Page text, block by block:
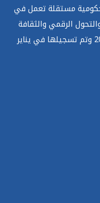
مستقلة تعمل في
الرقمي والثقافة
والتراث؛ تأسست سبارك عام 2018 وتم تسجيلها في يناير